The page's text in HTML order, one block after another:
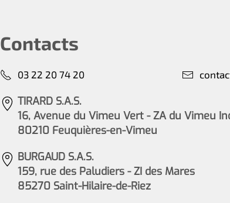
Contacts
03 22 20 74 20
TIRARD S.A.S.
16, Avenue du Vimeu Vert - ZA du Vimeu
80210 Feuquières-en-Vimeu
BURGAUD S.A.S.
159, rue des Paludiers - ZI des Mares
85270 Saint-Hilaire-de-Riez